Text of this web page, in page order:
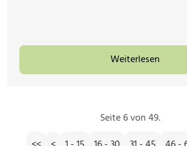
Weiterlesen
Seite 6 von 49.